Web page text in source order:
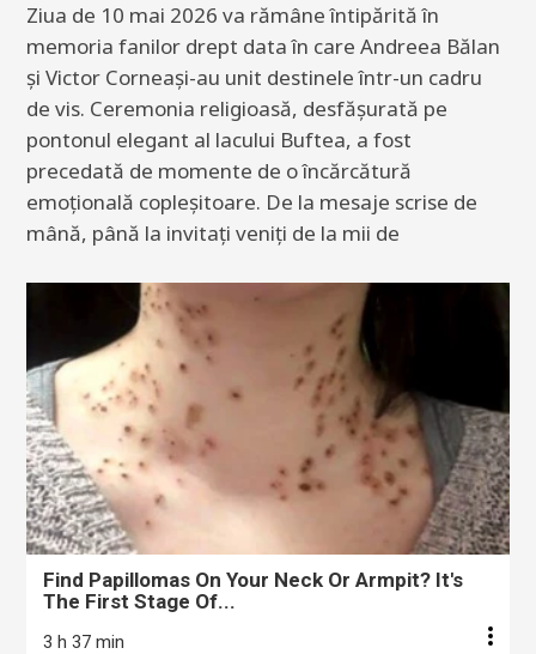
Ziua de 10 mai 2026 va rămâne întipărită în
memoria fanilor drept data în care Andreea Bălan
și Victor Corneași-au unit destinele într-un cadru
de vis. Ceremonia religioasă, desfășurată pe
pontonul elegant al lacului Buftea, a fost
precedată de momente de o încărcătură
emoțională copleșitoare. De la mesaje scrise de
mână, până la invitați veniți de la mii de
Find Papillomas On Your Neck Or Armpit? It's
The First Stage Of...
3 h 37 min